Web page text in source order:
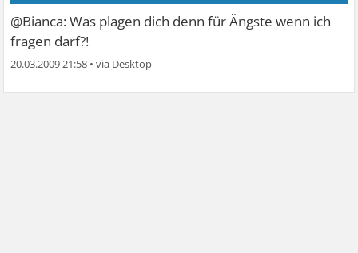
@Bianca: Was plagen dich denn für Ängste wenn ich
fragen darf?!
20.03.2009 21:58 •